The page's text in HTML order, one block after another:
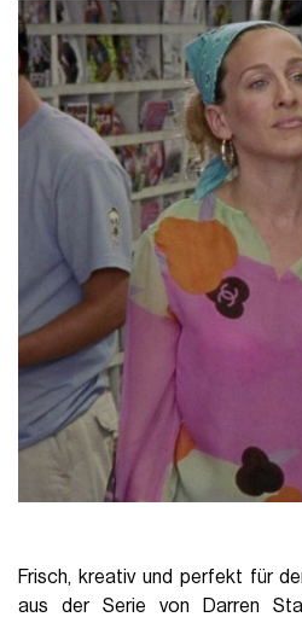
Frisch, kreativ und perfekt für
aus der Serie von Darren